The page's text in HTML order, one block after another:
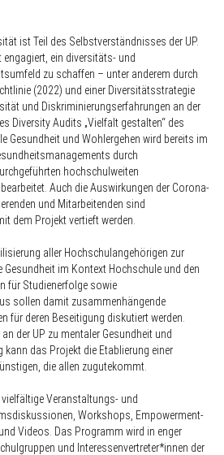
ist Teil des Selbstverständnisses der UP.
engagiert, ein diversitäts- und
zu schaffen – unter anderem durch
(2022) und einer Diversitätsstrategie
und Diskriminierungserfahrungen an der
Diversity Audits „Vielfalt gestalten“ des
Gesundheit und Wohlergehen wird bereits im
durch
hochschulweiten
Auch die Auswirkungen der Corona-
und Mitarbeitenden sind
dem Projekt vertieft werden.
aller Hochschulangehörigen zur
im Kontext Hochschule und den
für Studienerfolge sowie
sollen damit zusammenhängende
für deren Beseitigung diskutiert werden.
der UP zu mentaler Gesundheit und
das Projekt die Etablierung einer
die allen zugutekommt.
Veranstaltungs- und
Workshops, Empowerment-
Videos. Das Programm wird in enger
und Interessenvertreter*innen der